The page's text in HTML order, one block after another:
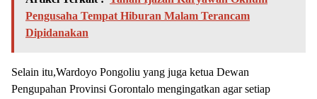
Pengusaha Tempat Hiburan Malam Terancam
Dipidanakan
Selain itu,Wardoyo Pongoliu yang juga ketua Dewan
Pengupahan Provinsi Gorontalo mengingatkan agar setiap